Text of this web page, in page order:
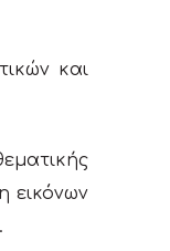
και
εικόνων